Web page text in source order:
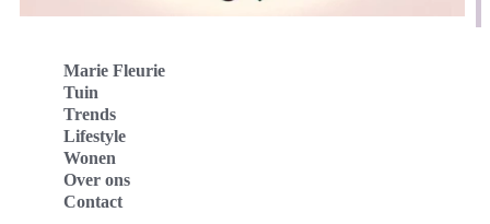
Marie Fleurie
Tuin
Trends
Lifestyle
Wonen
Over ons
Contact